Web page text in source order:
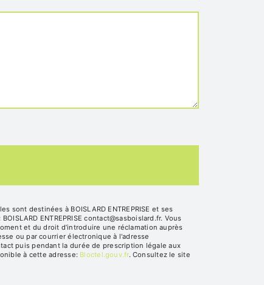
destinées à BOISLARD ENTREPRISE et ses
ENTREPRISE contact@sasboislard.fr. Vous
et du droit d’introduire une réclamation auprès
ou par courrier électronique à l'adresse
puis pendant la durée de prescription légale aux
à cette adresse:
Bloctel.gouv.fr. Consultez le site